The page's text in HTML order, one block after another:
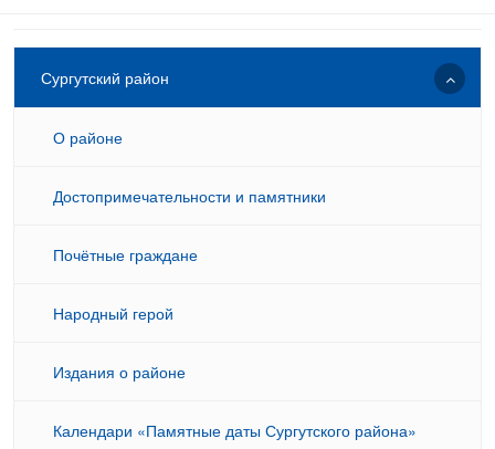
Сургутский район
О районе
Достопримечательности и памятники
Почётные граждане
Народный герой
Издания о районе
Календари «Памятные даты Сургутского района»